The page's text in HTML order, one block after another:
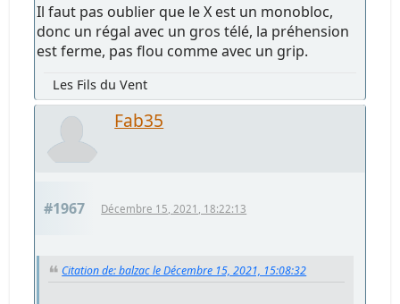
Il faut pas oublier que le X est un monobloc,
donc un régal avec un gros télé, la préhension
est ferme, pas flou comme avec un grip.
Les Fils du Vent
Fab35
#1967 Décembre 15, 2021, 18:22:13
Citation de: balzac le Décembre 15, 2021, 15:08:32